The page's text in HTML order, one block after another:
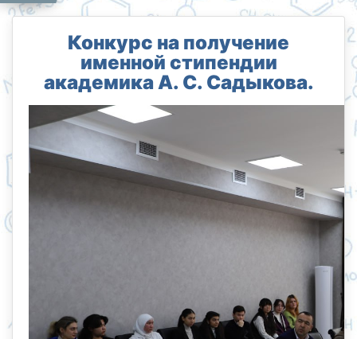
Конкурс на получение
именной стипендии
академика А. С. Садыкова.